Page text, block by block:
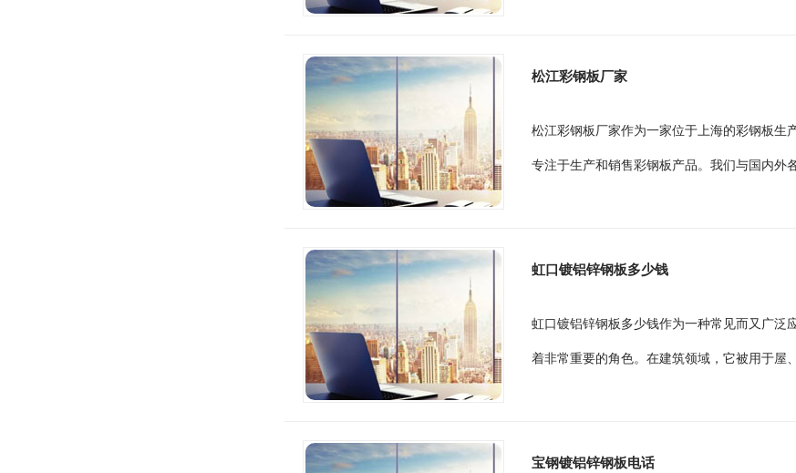
松江彩钢板厂家
松江彩钢板厂家作为一家位于上海的彩钢板
专注于生产和销售彩钢板产品。我们与国内外
虹口镀铝锌钢板多少钱
虹口镀铝锌钢板多少钱作为一种常见而又广泛
着非常重要的角色。在建筑领域，它被用于屋
宝钢镀铝锌钢板电话